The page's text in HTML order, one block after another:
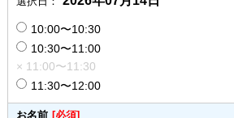
10:00〜10:30
10:30〜11:00
× 11:00〜11:30
11:30〜12:00
お名前 [必須]